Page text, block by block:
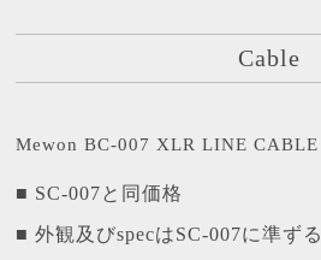
Cable
Mewon BC-007 XLR LINE CABLE
■ SC-007と同価格
■ 外観及びspecはSC-007に準ずる